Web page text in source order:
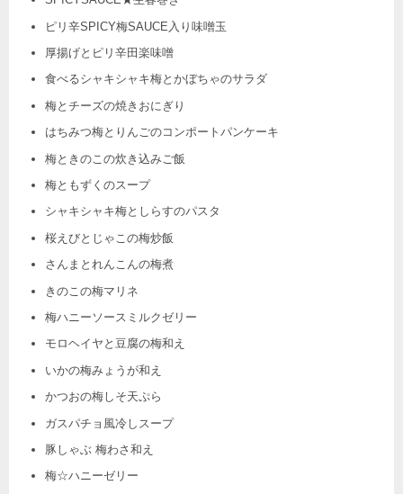
ピリ辛SPICY梅SAUCE入り味噌玉
厚揚げとピリ辛田楽味噌
食べるシャキシャキ梅とかぼちゃのサラダ
梅とチーズの焼きおにぎり
はちみつ梅とりんごのコンポートパンケーキ
梅ときのこの炊き込みご飯
梅ともずくのスープ
シャキシャキ梅としらすのパスタ
桜えびとじゃこの梅炒飯
さんまとれんこんの梅煮
きのこの梅マリネ
梅ハニーソースミルクゼリー
モロヘイヤと豆腐の梅和え
いかの梅みょうが和え
かつおの梅しそ天ぷら
ガスパチョ風冷しスープ
豚しゃぶ 梅わさ和え
梅☆ハニーゼリー